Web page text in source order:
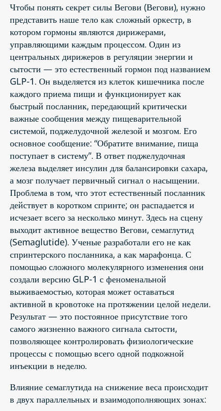
Чтобы понять секрет силы Вегови (Вегови), нужно
представить наше тело как сложный оркестр, в
котором гормоны являются дирижерами,
управляющими каждым процессом. Один из
центральных дирижеров в регуляции энергии и
сытости — это естественный гормон под названием
GLP-1. Он выделяется из клеток кишечника после
каждого приема пищи и функционирует как
быстрый посланник, передающий критически
важные сообщения между пищеварительной
системой, поджелудочной железой и мозгом. Его
основное сообщение: “Обратите внимание, пища
поступает в систему”. В ответ поджелудочная
железа выделяет инсулин для балансировки сахара,
а мозг получает первичный сигнал о насыщении.
Проблема в том, что этот естественный посланник
действует в коротком спринте; он распадается и
исчезает всего за несколько минут. Здесь на сцену
выходит активное вещество Вегови, семаглутид
(Semaglutide). Ученые разработали его не как
спринтерского посланника, а как марафонца. С
помощью сложного молекулярного изменения они
создали версию GLP-1 с феноменальной
выживаемостью, которая может оставаться
активной в кровотоке на протяжении целой недели.
Результат — это постоянное присутствие того
самого жизненно важного сигнала сытости,
позволяющее контролировать физиологические
процессы с помощью всего одной подкожной
инъекции в неделю.
Влияние семаглутида на снижение веса происходит
в двух параллельных и взаимодополняющих зонах: